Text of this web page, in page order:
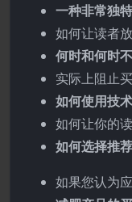
一种非常独
如何让读者
何时和何时
实际上阻​​止
如何使用技
如何让你的
如何选择推
如果您认为